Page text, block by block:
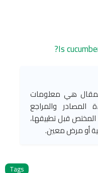
Is
هي معلومات
والمراجع
قبل تطبيقها،
أو مرض معين.
Tags